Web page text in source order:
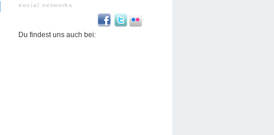
social networks
Du findest uns auch bei: